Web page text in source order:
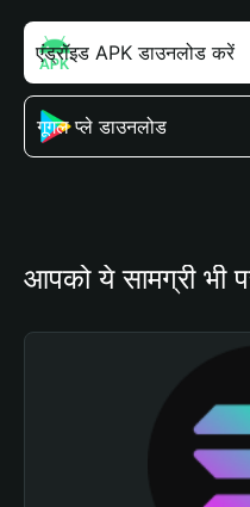
एंड्रॉइड APK डाउनलोड करें
गूगल प्ले डाउनलोड
आपको ये सामग्री